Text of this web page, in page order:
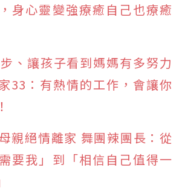
身心靈變強療癒自己也療癒
、讓孩子看到媽媽有多努力
33：有熱情的工作，會讓你
親絕情離家 舞團辣團長：從
需要我」到「相信自己值得一